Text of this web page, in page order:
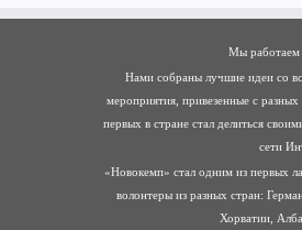
Мы работаем
Нами собраны лучшие идеи со
мероприятия, привезенные с
первых в стране стал делиться
сети
«Новокемп» стал одним из первых
волонтеры из разных стран:
Хорватии,